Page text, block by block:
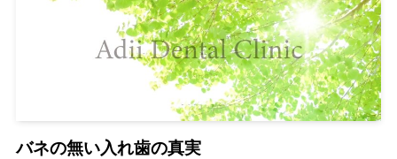
バネの無い入れ歯の真実